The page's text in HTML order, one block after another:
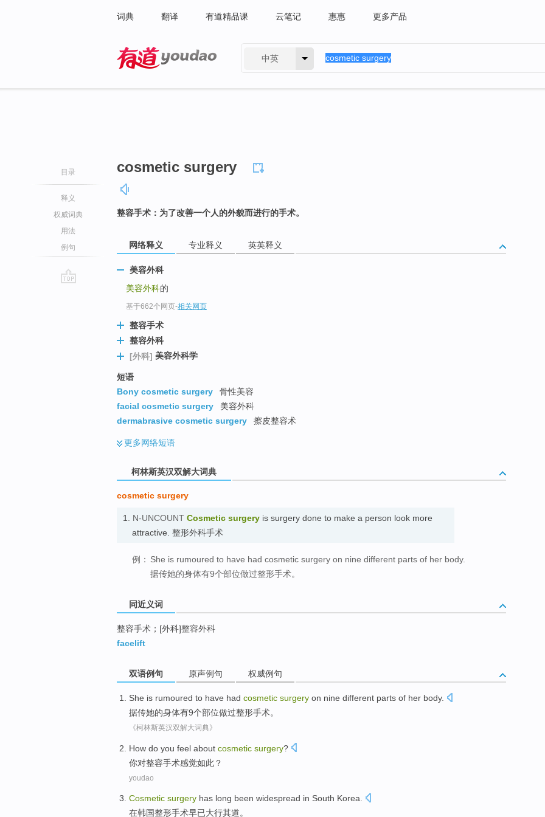
词典 翻译 有道精品课 云笔记 惠惠 更多产品
中英
目录
释义
权威词典
用法
例句
cosmetic surgery
整容手术：为了改善一个人的外貌而进行的手术。
网络释义 专业释义 英英释义
美容外科
美容外科的
基于662个网页-相关网页
整容手术
整容外科
[外科] 美容外科学
短语
Bony cosmetic surgery
骨性美容
facial cosmetic surgery
美容外科
dermabrasive cosmetic surgery
擦皮整容术
更多网络短语
柯林斯英汉双解大词典
cosmetic surgery
1. N-UNCOUNT Cosmetic surgery is surgery done to make a person look more
attractive. 整形外科手术
例： She is rumoured to have had cosmetic surgery on nine different parts of her body.
据传她的身体有9个部位做过整形手术。
同近义词
整容手术；[外科]整容外科
facelift
双语例句 原声例句 权威例句
She is rumoured to have had cosmetic surgery on nine different parts of her body.
据传她的身体有9个部位做过整形手术。
《柯林斯英汉双解大词典》
How do you feel about cosmetic surgery?
你对整容手术感觉如此 ？
youdao
Cosmetic surgery has long been widespread in South Korea.
在韩国整形手术早已大行其道。